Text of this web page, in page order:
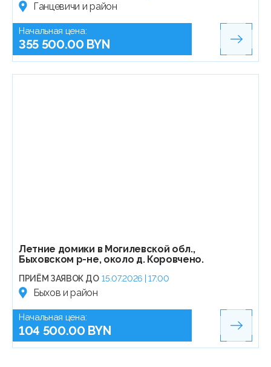
Ганцевичи и район
Начальная цена:
355 500.00 BYN
Летние домики в Могилевской обл.,
Быховском р-не, около д. Коровчено.
ПРИЁМ ЗАЯВОК ДО 15.07.2026 | 17:00
Быхов и район
Начальная цена:
104 500.00 BYN